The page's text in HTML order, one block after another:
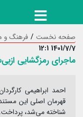
صفحه نخست
فرهنگ و
1401/7/7 12:1
ماجرای رمزگشایی
احمد ابراهیمی
قهرمان اصلی این
شناخته می‌شد، پرداخت.